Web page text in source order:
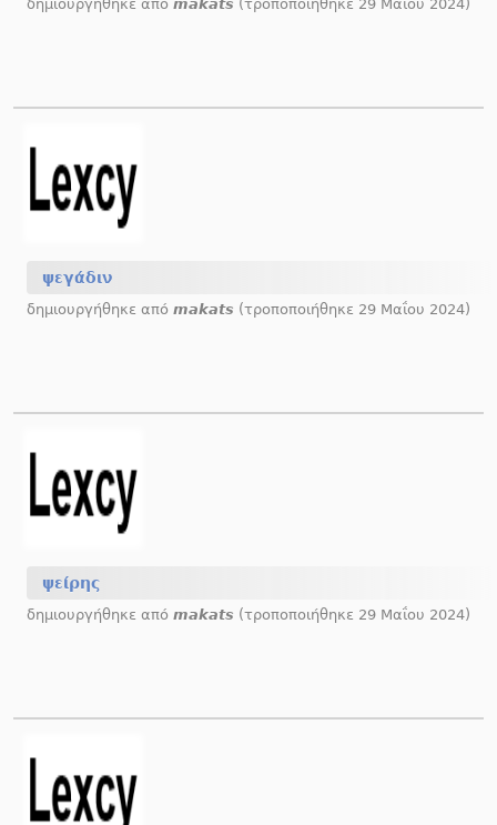
δημιουργήθηκε απόmakats (τροποποιήθηκε 29 Μαΐου 2024)
ψεγάδιν
δημιουργήθηκε απόmakats (τροποποιήθηκε 29 Μαΐου 2024)
ψείρης
δημιουργήθηκε απόmakats (τροποποιήθηκε 29 Μαΐου 2024)